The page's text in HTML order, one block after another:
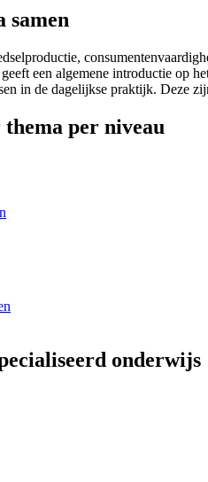
samen
een algemene introductie
in de dagelijkse praktijk. Deze
per niveau
onderwijs